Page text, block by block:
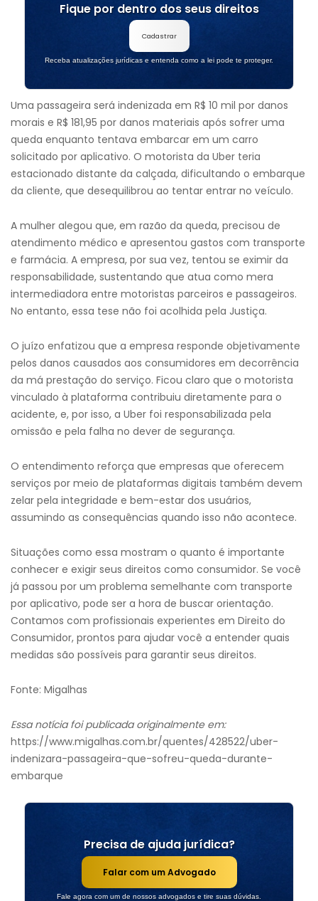
Fique por dentro dos seus direitos
Cadastrar
Receba atualizações jurídicas e entenda como a lei pode te proteger.
Uma passageira será indenizada em R$ 10 mil por danos
morais e R$ 181,95 por danos materiais após sofrer uma
queda enquanto tentava embarcar em um carro
solicitado por aplicativo. O motorista da Uber teria
estacionado distante da calçada, dificultando o embarque
da cliente, que desequilibrou ao tentar entrar no veículo.
A mulher alegou que, em razão da queda, precisou de
atendimento médico e apresentou gastos com transporte
e farmácia. A empresa, por sua vez, tentou se eximir da
responsabilidade, sustentando que atua como mera
intermediadora entre motoristas parceiros e passageiros.
No entanto, essa tese não foi acolhida pela Justiça.
O juízo enfatizou que a empresa responde objetivamente
pelos danos causados aos consumidores em decorrência
da má prestação do serviço. Ficou claro que o motorista
vinculado à plataforma contribuiu diretamente para o
acidente, e, por isso, a Uber foi responsabilizada pela
omissão e pela falha no dever de segurança.
O entendimento reforça que empresas que oferecem
serviços por meio de plataformas digitais também devem
zelar pela integridade e bem-estar dos usuários,
assumindo as consequências quando isso não acontece.
Situações como essa mostram o quanto é importante
conhecer e exigir seus direitos como consumidor. Se você
já passou por um problema semelhante com transporte
por aplicativo, pode ser a hora de buscar orientação.
Contamos com profissionais experientes em Direito do
Consumidor, prontos para ajudar você a entender quais
medidas são possíveis para garantir seus direitos.
Fonte: Migalhas
Essa notícia foi publicada originalmente em:
https://www.migalhas.com.br/quentes/428522/uber-
indenizara-passageira-que-sofreu-queda-durante-
embarque
Precisa de ajuda jurídica?
Falar com um Advogado
Fale agora com um de nossos advogados e tire suas dúvidas.